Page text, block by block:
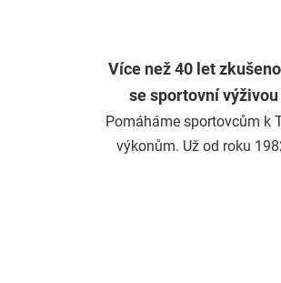
Více než 40 let
se sportovní výživou
Pomáháme sportovcům k
výkonům. Už od roku